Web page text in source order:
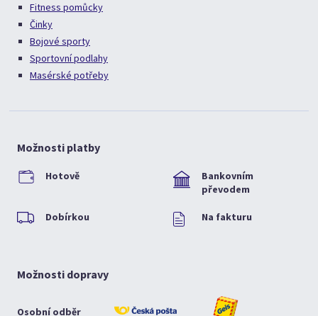
Fitness pomůcky
Činky
Bojové sporty
Sportovní podlahy
Masérské potřeby
Možnosti platby
Hotově
Bankovním
převodem
Dobírkou Na fakturu
Možnosti dopravy
Osobní odběr